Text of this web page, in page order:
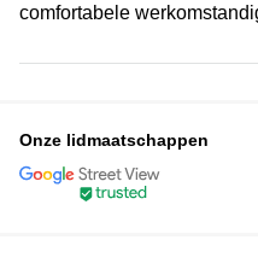
comfortabele
Onze lidmaatschappen